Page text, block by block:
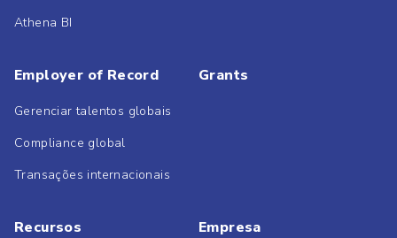
Athena BI
Employer of Record
Gerenciar talentos globais
Compliance global
Transações internacionais
Grants
Recursos Empresa